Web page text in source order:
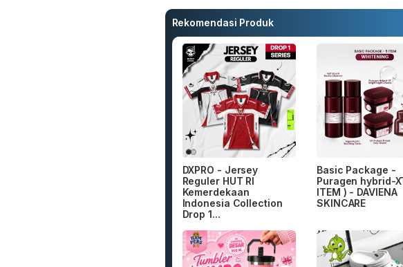
Rekomendasi Produk
DXPRO - Jersey
Reguler HUT RI
Kemerdekaan
Indonesia Collection
Drop 1...
Basic Package -
Puragen hybrid-
ITEM ) - DAVIENA
SKINCARE